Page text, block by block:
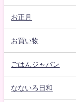
お正月
お買い物
ごはんジャパン
なないろ日和